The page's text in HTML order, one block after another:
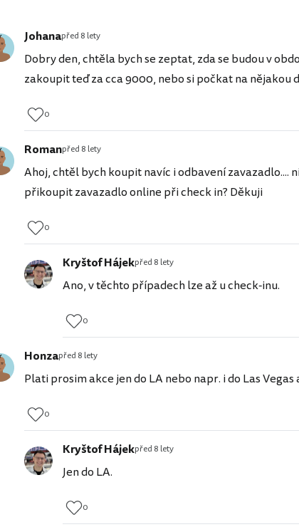
Johanapřed 8 lety
Dobry den, chtěla bych se zeptat, zda se budou v
zakoupit teď za cca 9000, nebo si počkat na nějakou
0
Romanpřed 8 lety
Ahoj, chtěl bych koupit navíc i odbavení zavazadlo....
přikoupit zavazadlo online při check in? Děkuji
0
Kryštof Hájekpřed 8 lety
Ano, v těchto případech lze až u check-inu.
0
Honzapřed 8 lety
Plati prosim akce jen do LA nebo napr. i do Las Vegas
0
Kryštof Hájekpřed 8 lety
Jen do LA.
0